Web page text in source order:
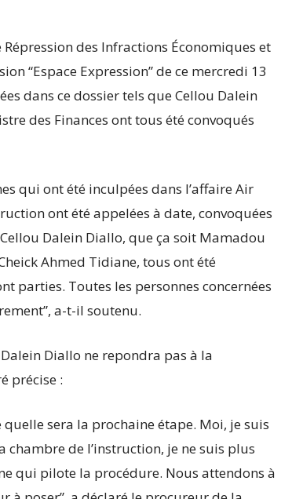
des Infractions Économiques et
“Espace Expression” de ce mercredi 13
dans ce dossier tels que Cellou Dalein
des Finances ont tous été convoqués
qui ont été inculpées dans l’affaire Air
ont été appelées à date, convoquées
Dalein Diallo, que ça soit Mamadou
Ahmed Tidiane, tous ont été
parties. Toutes les personnes concernées
a-t-il soutenu.
Diallo ne repondra pas à la
précise :
sera la prochaine étape. Moi, je suis
de l’instruction, je ne suis plus
qui pilote la procédure. Nous attendons à